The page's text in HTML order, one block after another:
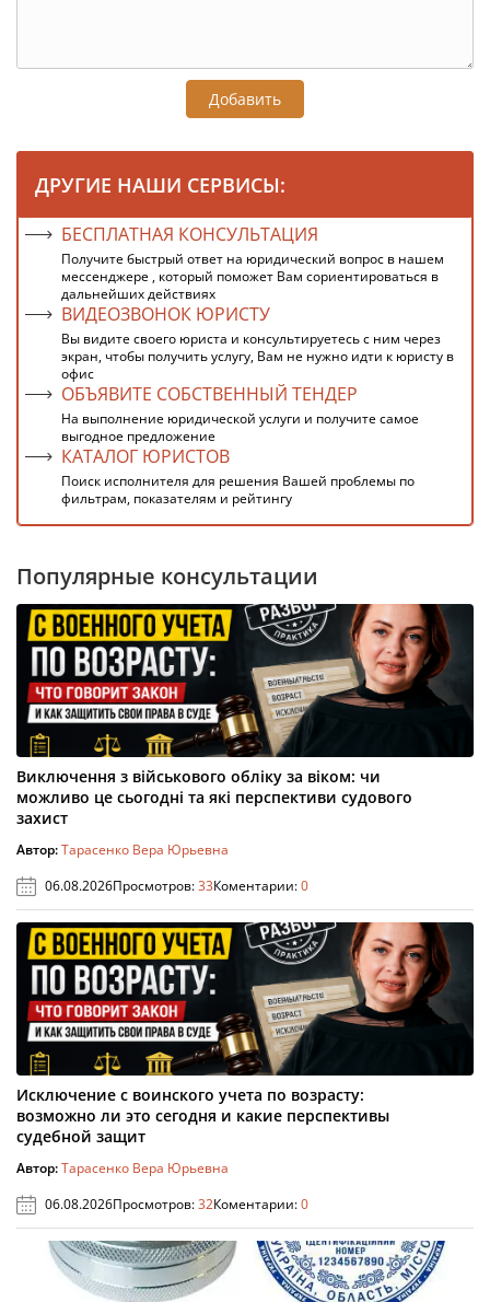
Добавить
ДРУГИЕ НАШИ СЕРВИСЫ:
БЕСПЛАТНАЯ КОНСУЛЬТАЦИЯ
Получите быстрый ответ на юридический вопрос в нашем
мессенджере , который поможет Вам сориентироваться в
дальнейших действиях
ВИДЕОЗВОНОК ЮРИСТУ
Вы видите своего юриста и консультируетесь с ним через
экран, чтобы получить услугу, Вам не нужно идти к юристу в
офис
ОБЪЯВИТЕ СОБСТВЕННЫЙ ТЕНДЕР
На выполнение юридической услуги и получите самое
выгодное предложение
КАТАЛОГ ЮРИСТОВ
Поиск исполнителя для решения Вашей проблемы по
фильтрам, показателям и рейтингу
Популярные консультации
Виключення з військового обліку за віком: чи
можливо це сьогодні та які перспективи судового
захист
Автор:Тарасенко Вера Юрьевна
06.08.2026Просмотров:33Коментарии:0
Исключение с воинского учета по возрасту:
возможно ли это сегодня и какие перспективы
судебной защит
Автор:Тарасенко Вера Юрьевна
06.08.2026Просмотров:32Коментарии:0